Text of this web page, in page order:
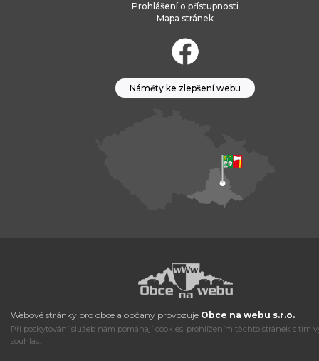
Prohlášení o přístupnosti
Mapa stránek
Náměty ke zlepšení webu
Webové stránky pro obce a občany provozuje Obce na webu s.r.o.
Při poskytování služeb nám pomáhají cookies, prohlížením těchto stránek s tím
souhlas.